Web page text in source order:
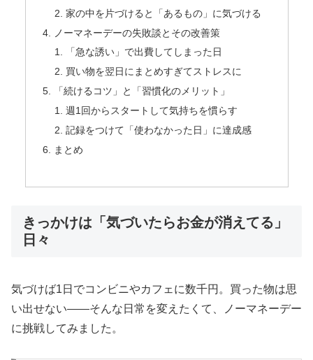
家の中を片づけると「あるもの」に気づける
ノーマネーデーの失敗談とその改善策
「急な誘い」で出費してしまった日
買い物を翌日にまとめすぎてストレスに
「続けるコツ」と「習慣化のメリット」
週1回からスタートして気持ちを慣らす
記録をつけて「使わなかった日」に達成感
まとめ
きっかけは「気づいたらお金が消えてる」
日々
気づけば1日でコンビニやカフェに数千円。買った物は思
い出せない――そんな日常を変えたくて、ノーマネーデー
に挑戦してみました。